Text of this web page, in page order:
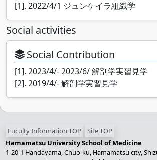
[1]. 2022/4/1 ジュンケイラ組織学
Social activities
Social Contribution
[1]. 2023/4/- 2023/6/ 解剖学実習見学
[2]. 2019/4/- 解剖学実習見学
Fuculty Information TOP Site TOP
Hamamatsu University School of Medicine
1-20-1 Handayama, Chuo-ku, Hamamatsu city,